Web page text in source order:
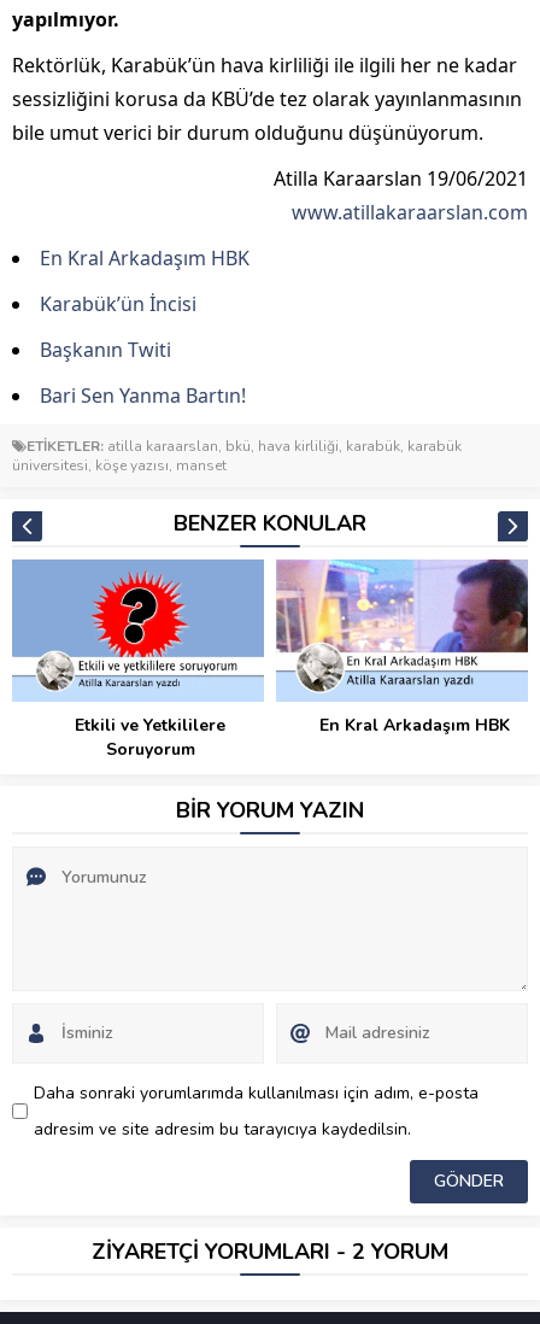
yapılmıyor.
Rektörlük, Karabük’ün hava kirliliği ile ilgili her ne kadar
sessizliğini korusa da KBÜ’de tez olarak yayınlanmasının
bile umut verici bir durum olduğunu düşünüyorum.
Atilla Karaarslan 19/06/2021
www.atillakaraarslan.com
En Kral Arkadaşım HBK
Karabük’ün İncisi
Başkanın Twiti
Bari Sen Yanma Bartın!
ETİKETLER: atilla karaarslan, bkü, hava kirliliği, karabük, karabük
üniversitesi, köşe yazısı, manset
BENZER KONULAR
Etkili ve Yetkililere
Soruyorum
En Kral Arkadaşım HBK
BİR YORUM YAZIN
Daha sonraki yorumlarımda kullanılması için adım, e-posta
adresim ve site adresim bu tarayıcıya kaydedilsin.
ZİYARETÇİ YORUMLARI - 2 YORUM